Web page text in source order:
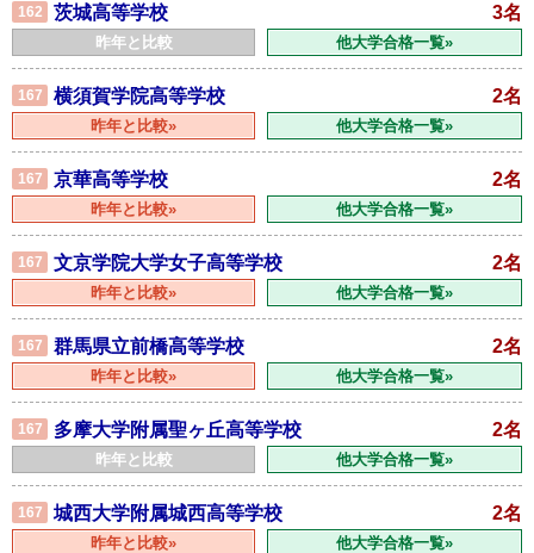
162 茨城高等学校 3名
昨年と比較 他大学合格一覧»
167 横須賀学院高等学校 2名
昨年と比較» 他大学合格一覧»
167 京華高等学校 2名
昨年と比較» 他大学合格一覧»
167 文京学院大学女子高等学校 2名
昨年と比較» 他大学合格一覧»
167 群馬県立前橋高等学校 2名
昨年と比較» 他大学合格一覧»
167 多摩大学附属聖ヶ丘高等学校 2名
昨年と比較 他大学合格一覧»
167 城西大学附属城西高等学校 2名
昨年と比較» 他大学合格一覧»